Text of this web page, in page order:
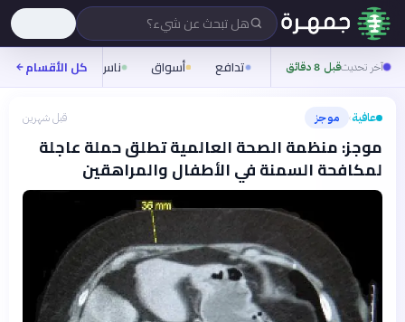
هل تبحث عن شيء؟
آخر تحديثقبل 8 دقائق تدافع أسواق ناس روح
كل الأقسام
عافية› موجز قبل شهرين
موجز: منظمة الصحة العالمية تطلق حملة عاجلة
لمكافحة السمنة في الأطفال والمراهقين